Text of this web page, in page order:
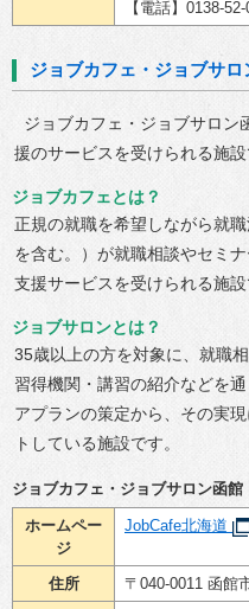
【電話】0138-
ジョブカフェ・ジョブサロ
ジョブカフェ・ジョブサロン
援のサービスを受けられる施設
ジョブカフェとは？
正規の就職を希望しながら就
を含む。）が就職相談やセミ
支援サービスを受けられる施設
ジョブサロンとは？
35歳以上の方を対象に、就職
習得機関・講習の紹介などを
アプランの策定から、その実
トしている施設です。
ジョブカフェ・ジョブサロン函館
ホームペー
ジ
JobCafe北海道
住所 〒040-0011 函館